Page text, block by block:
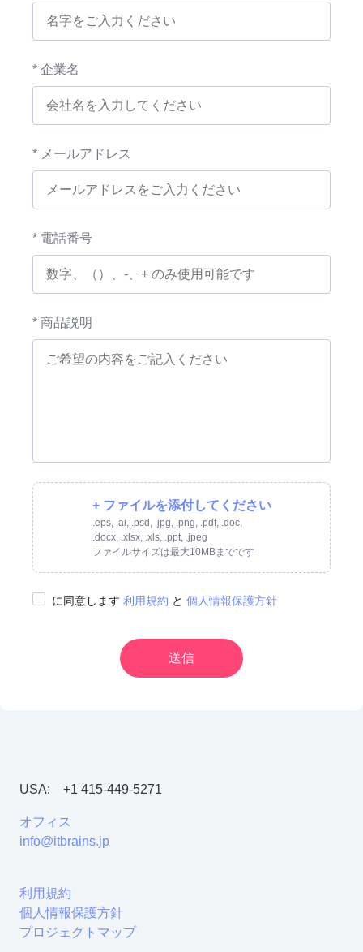
* 企業名
* メールアドレス
* 電話番号
* 商品説明
+ ファイルを添付してください
.eps, .ai, .psd, .jpg, .png, .pdf, .doc,
.docx, .xlsx, .xls, .ppt, .jpeg
ファイルサイズは最大10MBまでです
に同意します 利用規約 と 個人情報保護方針
送信
USA: +1 415-449-5271
オフィス
info@itbrains.jp
利用規約
個人情報保護方針
プロジェクトマップ